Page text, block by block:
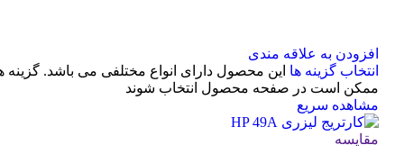
افزودن به علاقه مندی
انتخاب گزینه ها این محصول دارای انواع مختلفی می باشد. گزینه
ممکن است در صفحه محصول انتخاب شوند
مشاهده سریع
مقایسه